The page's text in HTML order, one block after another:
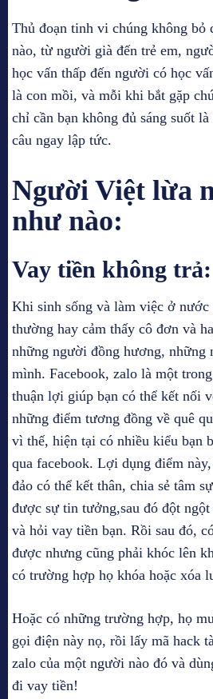
Thủ đoạn tinh vi chúng không bỏ
nào, từ người già đến trẻ em,
học vấn thấp đến người có học
là con mồi, và mỗi khi bắt gặp
chỉ cần bạn không đủ sáng suốt
câu ngay lập tức.
Người Việt lừa
như nào:
Vay tiền không trả:
Khi sinh sống và làm việc ở nước
thường hay cảm thấy cô đơn và
những người đồng hương, những
mình. Facebook, zalo là một
thuận lợi giúp bạn có thể kết nối
những điểm tương đồng về quê
vì thế, hiện tại có nhiều kiểu bạn
qua facebook. Lợi dụng điểm
đảo có thể kết thân, chia sẻ tâm
được sự tin tưởng,sau đó đột
và hỏi vay tiền bạn. Rồi sau đó,
được nhưng cũng phải khóc lên
có trường hợp họ khóa hoặc xóa
Hoặc có những trường hợp, họ
gọi điện này nọ, rồi lấy mã hack
zalo của một người nào đó và
đi vay tiền!